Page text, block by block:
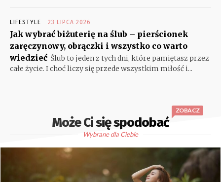
LIFESTYLE 23 LIPCA 2026
Jak wybrać biżuterię na ślub – pierścionek
zaręczynowy, obrączki i wszystko co warto
wiedzieć Ślub to jeden z tych dni, które pamiętasz przez
całe życie. I choć liczy się przede wszystkim miłość i...
Może Ci się spodobać
ZOBACZ
Wybrane dla Ciebie